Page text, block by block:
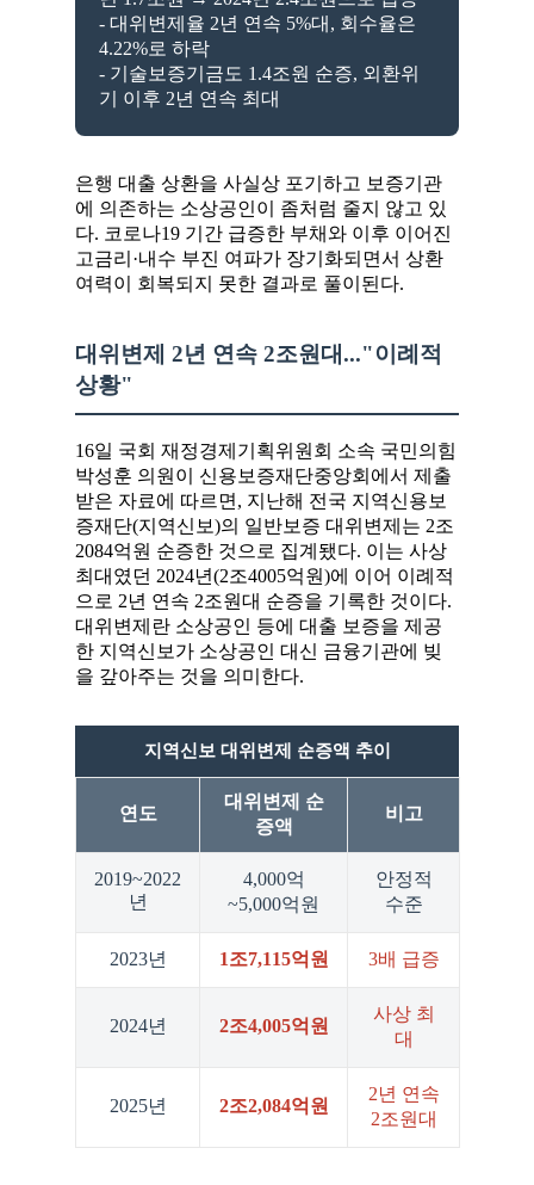
- 대위변제율 2년 연속 5%대, 회수율은
4.22%로 하락
- 기술보증기금도 1.4조원 순증, 외환위
기 이후 2년 연속 최대
은행 대출 상환을 사실상 포기하고 보증기관
에 의존하는 소상공인이 좀처럼 줄지 않고 있
다. 코로나19 기간 급증한 부채와 이후 이어진
고금리·내수 부진 여파가 장기화되면서 상환
여력이 회복되지 못한 결과로 풀이된다.
대위변제 2년 연속 2조원대..."이례적
상황"
16일 국회 재정경제기획위원회 소속 국민의힘
박성훈 의원이 신용보증재단중앙회에서 제출
받은 자료에 따르면, 지난해 전국 지역신용보
증재단(지역신보)의 일반보증 대위변제는 2조
2084억원 순증한 것으로 집계됐다. 이는 사상
최대였던 2024년(2조4005억원)에 이어 이례적
으로 2년 연속 2조원대 순증을 기록한 것이다.
대위변제란 소상공인 등에 대출 보증을 제공
한 지역신보가 소상공인 대신 금융기관에 빚
을 갚아주는 것을 의미한다.
지역신보 대위변제 순증액 추이
연도
대위변제 순
증액
비고
2019~2022
년
4,000억
~5,000억원
안정적
수준
2023년 1조7,115억원 3배 급증
2024년 2조4,005억원
사상 최
대
2025년 2조2,084억원
2년 연속
2조원대